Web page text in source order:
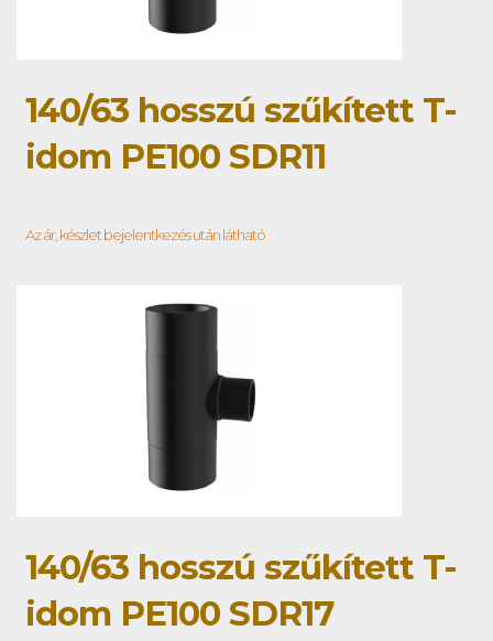
140/63 hosszú szűkített T-
idom PE100 SDR11
Az ár, készlet bejelentkezés után látható
140/63 hosszú szűkített T-
idom PE100 SDR17